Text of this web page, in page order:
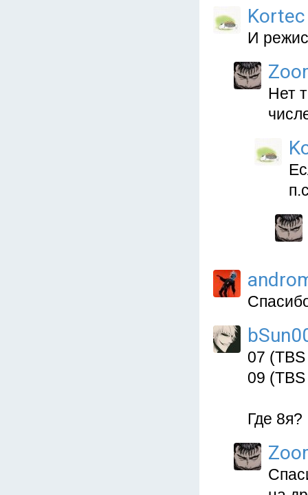
Kortec
И
Нет
07
09
Где 8я?